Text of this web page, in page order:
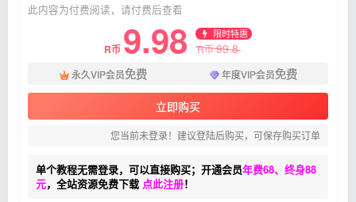
此内容为付费阅读，请付费后查看
R币 9.98 限时特惠
R币99.8
永久VIP会员免费 年度VIP会员免费
立即购买
您当前未登录！建议登陆后购买，可保存购买订单
单个教程无需登录，可以直接购买；开通会员年费68、终身88
元，全站资源免费下载 点此注册！